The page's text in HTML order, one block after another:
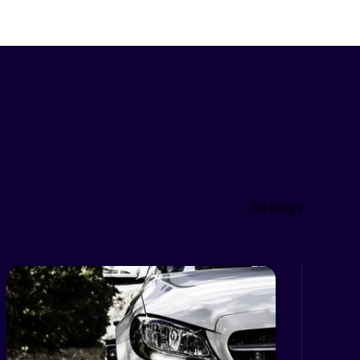
All blogs